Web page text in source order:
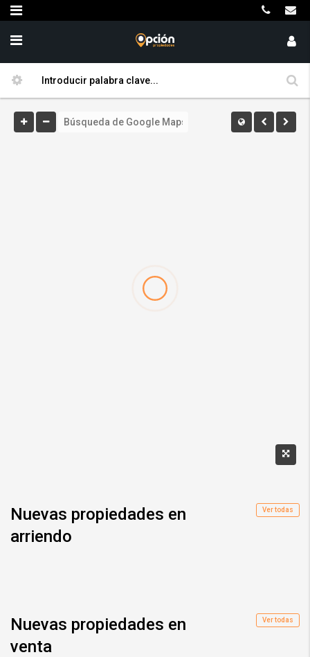
Nuevas propiedades en
arriendo
Ver todas
Nuevas propiedades en
venta
Ver todas